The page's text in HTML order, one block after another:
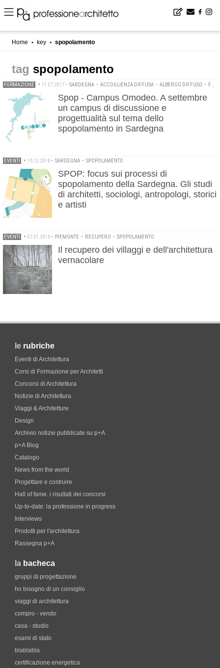
Home ▪ key ▪ spopolamento
spopolamento
FORMAZIONE • 11.07.2017 • SARDEGNA • ACCOGLIENZA DIFFUSA • ALBERGO DIFFUSO • FRANCESCO COCCO
Spop - Campus Omodeo. A settembre
un campus di discussione e
progettualità sul tema dello
spopolamento in Sardegna
EVENTI • 15.12.2016 • SARDEGNA • SPOPOLAMENTO
SPOP: focus sui processi di
spopolamento della Sardegna. Gli studi
di architetti, sociologi, antropologi, storici
e artisti
EVENTI • 07.01.2016 • PIEMONTE • RECUPERO • SPOPOLAMENTO
Il recupero dei villaggi e dell'architettura
vernacolare
le rubriche
Eventi di Architettura
Corsi di Formazione per Architetti
Concorsi di Architettura
Notizie di Architettura
Viaggi & Architetture
Design
Archivio notizie pubblicate su p+A
p+A Blog
Catalogo
News from the world
Progettare e costruire
Hall of fame. i risultati dei concorsi
Up-to-date: la professione in progress
Interviews
Prodotti per l'architettura
Rassegna p+A
la bacheca
gruppi di progettazione
ho bisogno di un consiglio
viaggi di architettura
compro - vendo
casa - studio
esami di stato
blablabla
certificazione energetica